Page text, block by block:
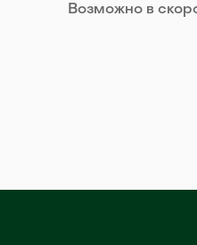
Возможно в